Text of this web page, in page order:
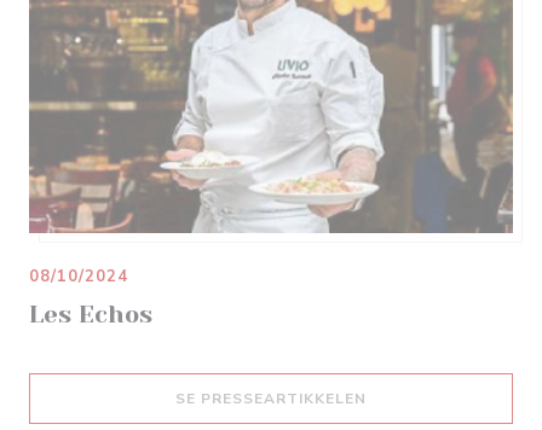
Les Echos
08/10/2024
SE PRESSEARTIKKELEN